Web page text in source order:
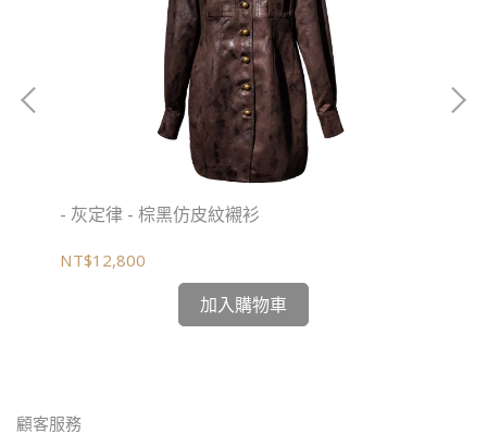
- 灰定律 - 棕黑仿皮紋襯衫
NT$12,800
加入購物車
顧客服務